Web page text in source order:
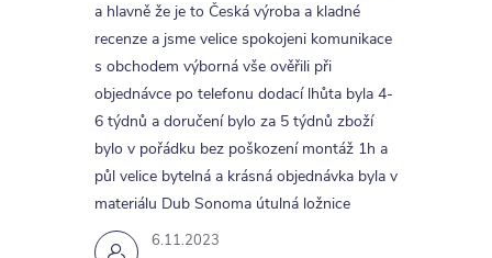
6.11.2023
a hlavně že je to Česká výroba a kladné
recenze a jsme velice spokojeni komunikace
s obchodem výborná vše ověřili při
objednávce po telefonu dodací lhůta byla 4-
6 týdnů a doručení bylo za 5 týdnů zboží
bylo v pořádku bez poškození montáž 1h a
půl velice bytelná a krásná objednávka byla v
materiálu Dub Sonoma útulná ložnice